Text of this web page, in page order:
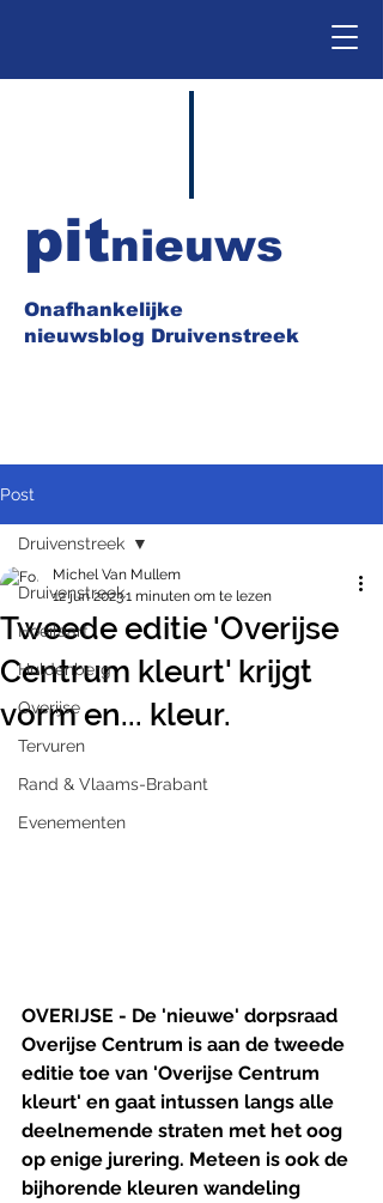
Onafhankelijke
nieuwsblog Druivenstreek
pitnieuws
Post
Druivenstreek
Hoeilaart
Huldenberg
Overijse
Tervuren
Rand & Vlaams-Brabant
Evenementen
Druivenstreek
Tweede editie 'Overijse
Centrum kleurt' krijgt
vorm en... kleur.
Michel Van Mullem
12 jun 20231 minuten om te lezen
OVERIJSE - De 'nieuwe' dorpsraad
Overijse Centrum is aan de tweede
editie toe van 'Overijse Centrum
kleurt' en gaat intussen langs alle
deelnemende straten met het oog
op enige jurering. Meteen is ook de
bijhorende kleuren wandeling